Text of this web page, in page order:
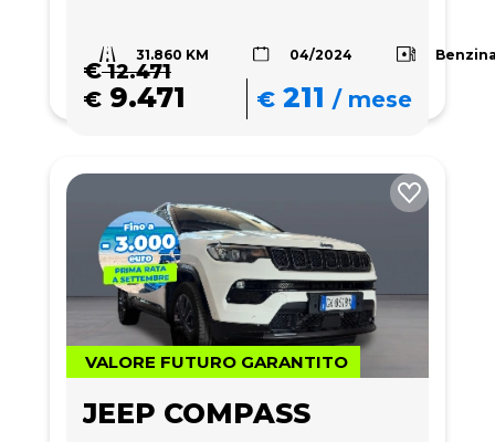
31.860 KM 04/2024
€12.471
€ 9.471 € 211 /mese
VALORE FUTURO GARANTITO
JEEP COMPASS